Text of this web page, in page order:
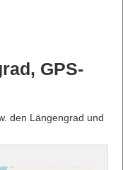
GPS-
den Längengrad und